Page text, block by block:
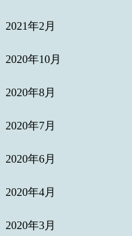
2021年2月
2020年10月
2020年8月
2020年7月
2020年6月
2020年4月
2020年3月